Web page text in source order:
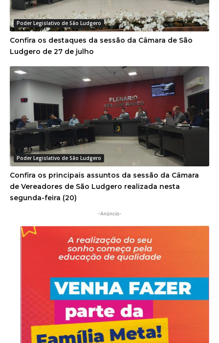
Poder Legislativo de São Ludgero
Confira os destaques da sessão da Câmara de São
Ludgero de 27 de julho
Poder Legislativo de São Ludgero
Confira os principais assuntos da sessão da Câmara
de Vereadores de São Ludgero realizada nesta
segunda-feira (20)
-Anúncio-